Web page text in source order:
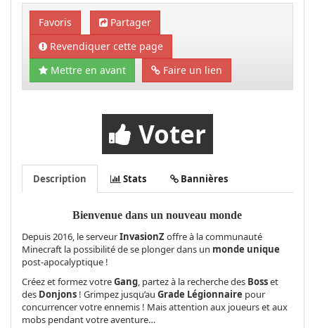
Favoris
Partager
Revendiquer cette page
Mettre en avant
Faire un lien
Voter
Description Stats Bannières
Bienvenue dans un nouveau monde
Depuis 2016, le serveurInvasionZoffre à la communauté
Minecraft la possibilité de se plonger dans un monde unique
post-apocalyptique !
Créez et formez votreGang, partez à la recherche des Bosset
des Donjons ! Grimpez jusqu’au Grade Légionnaire pour
concurrencer votre ennemis ! Mais attention aux joueurs et aux
mobs pendant votre aventure…